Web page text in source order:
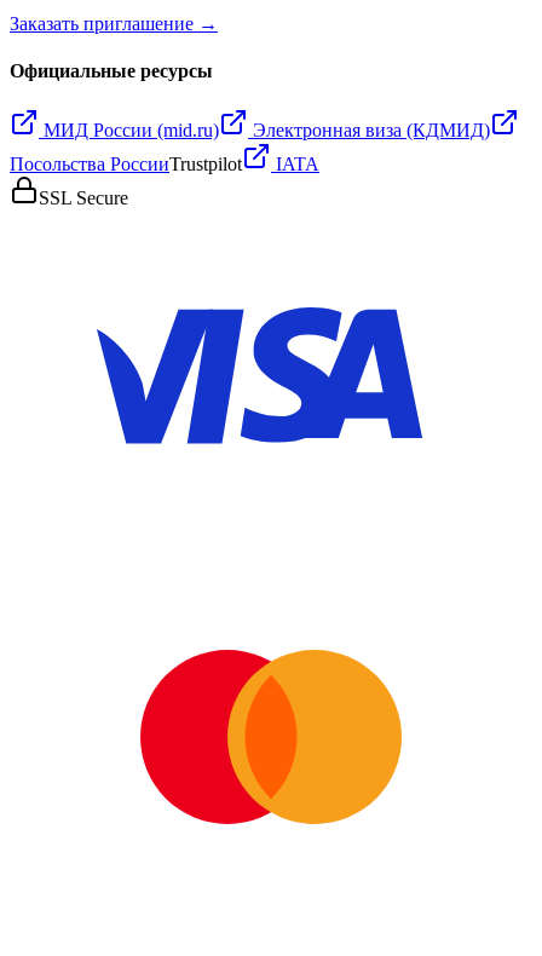
Заказать приглашение →
Официальные ресурсы
МИД России (mid.ru)
Электронная виза (КДМИД)
Посольства РоссииTrustpilot
IATA
SSL Secure